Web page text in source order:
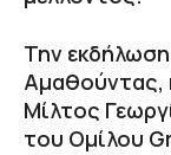
Την
Αμαθούντας,
Μίλτος
του Ομίλου